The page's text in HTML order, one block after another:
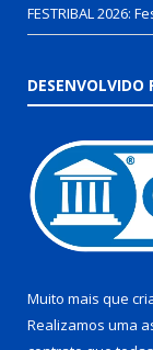
FESTRIBAL 2026:
DESENVOLVIDO
Muito mais que
Realizamos uma